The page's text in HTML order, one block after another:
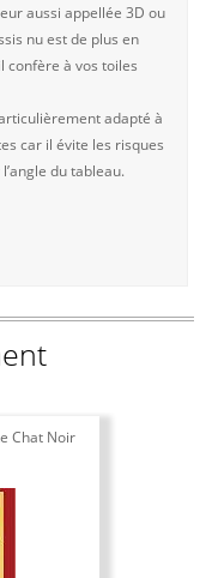
aussi appellée 3D ou
nu est de plus en
confère à vos toiles
adapté à
car il évite les risques
du tableau.
Chat Noir